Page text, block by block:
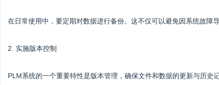
在日常使用中，要定期对数据进行备份。这不仅可以避免因系统故障
2. 实施版本控制
PLM系统的一个重要特性是版本管理，确保文件和数据的更新与历